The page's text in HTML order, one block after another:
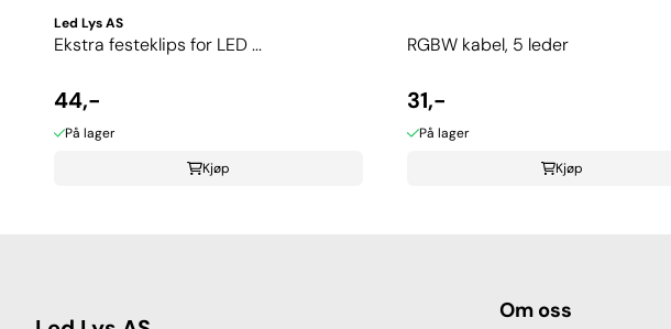
Led Lys AS
Ekstra festeklips for LED ...
44,-
På lager
Kjøp
RGBW kabel, 5 leder
31,-
På lager
Kjøp
Om oss